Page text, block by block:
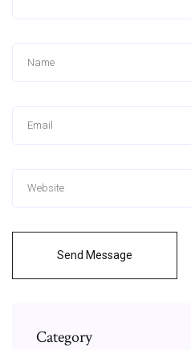
Send Message
Category